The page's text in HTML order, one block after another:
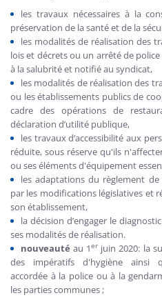
les travaux nécessaires à la
préservation de la santé et de la
les modalités de réalisation des
lois et décrets ou un arrêté de
à la salubrité et notifié au syndicat,
les modalités de réalisation des
ou les établissements publics de
cadre des opérations de
déclaration d’utilité publique,
les travaux d’accessibilité aux
réduite, sous réserve qu'ils
ou ses éléments d'équipement
les adaptations du règlement
par les modifications législatives et
son établissement,
la décision d’engager le
ses modalités de réalisation.
nouveautéau 1er juin 2020: la
des impératifs d'hygiène ainsi
accordée à la police ou à la
les parties communes ;